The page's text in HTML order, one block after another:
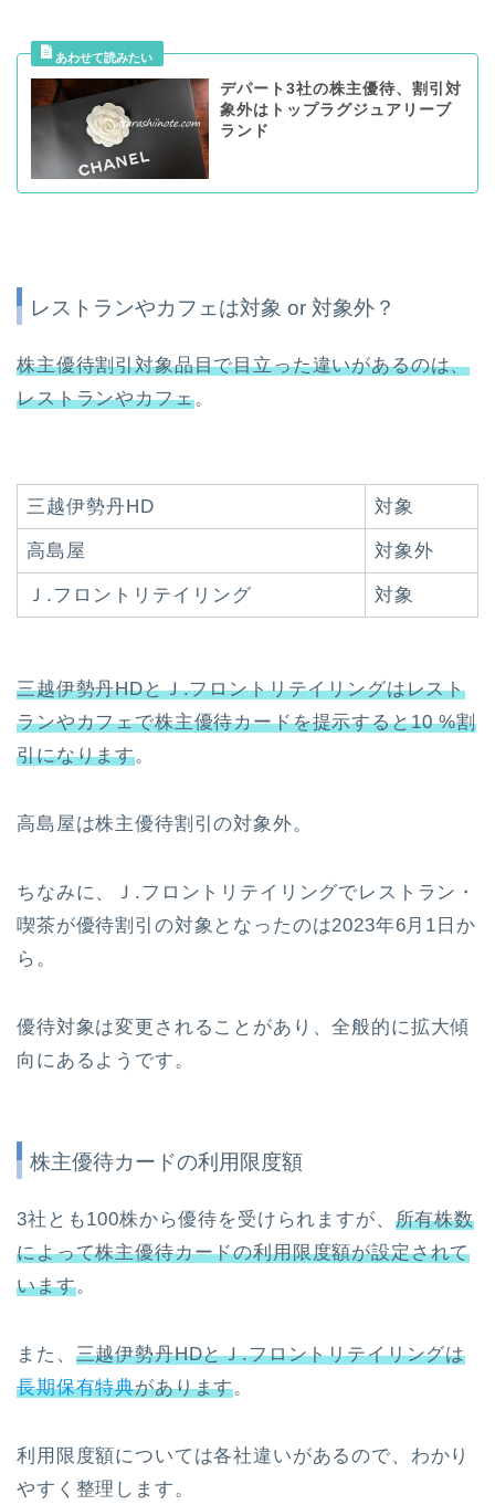
デパート3社の株主優待、割引対
象外はトップラグジュアリーブ
ランド
レストランやカフェは対象 or 対象外？
株主優待割引対象品目で目立った違いがあるのは、
レストランやカフェ。
三越伊勢丹HD 対象
高島屋 対象外
Ｊ.フロントリテイリング 対象
三越伊勢丹HDとＪ.フロントリテイリングはレスト
ランやカフェで株主優待カードを提示すると10 %割
引になります。
高島屋は株主優待割引の対象外。
ちなみに、Ｊ.フロントリテイリングでレストラン・
喫茶が優待割引の対象となったのは2023年6月1日か
ら。
優待対象は変更されることがあり、全般的に拡大傾
向にあるようです。
株主優待カードの利用限度額
3社とも100株から優待を受けられますが、 所有株数
によって株主優待カードの利用限度額が設定されて
います。
また、 三越伊勢丹HDとＪ.フロントリテイリングは
長期保有特典があります。
利用限度額については各社違いがあるので、わかり
やすく整理します。